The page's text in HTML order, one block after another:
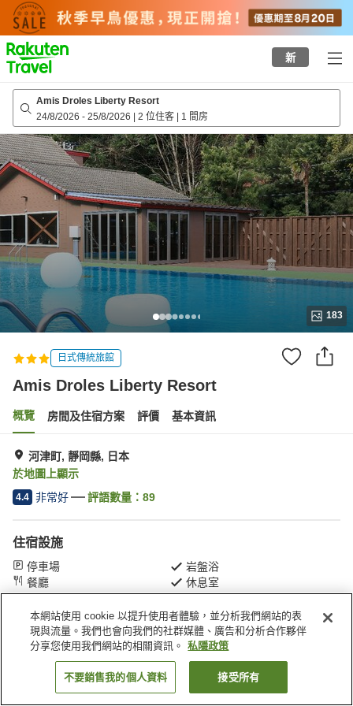
to
top
page
新
Amis Droles Liberty Resort
24/8/2026 - 25/8/2026 | 2 位住客 | 1 間房
183
日式傳統旅館
Amis Droles Liberty Resort
概覽 房間及住宿方案 評價 基本資訊
河津町, 靜岡縣, 日本
於地圖上顯示
4.4 非常好 評語數量： 89
住宿設施
停車場
岩盤浴
餐廳
休息室
主頁 日本 靜岡縣 河津町 Amis Droles Liberty Resort
找客房
本網站使用 cookie 以提升使用者體驗，並分析我們網站的表
現與流量。我們也會向我們的社群媒體、廣告和分析合作夥伴
分享您使用我們網站的相關資訊。
私隱政策
不要銷售我的個人資料 接受所有